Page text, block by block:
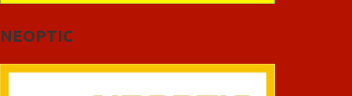
NEOPTIC